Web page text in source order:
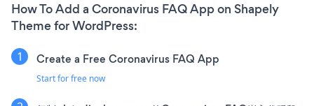
How To Add a Coronavirus FAQ App on Shapely
Theme for WordPress:
Create a Free Coronavirus FAQ App
Start for free now